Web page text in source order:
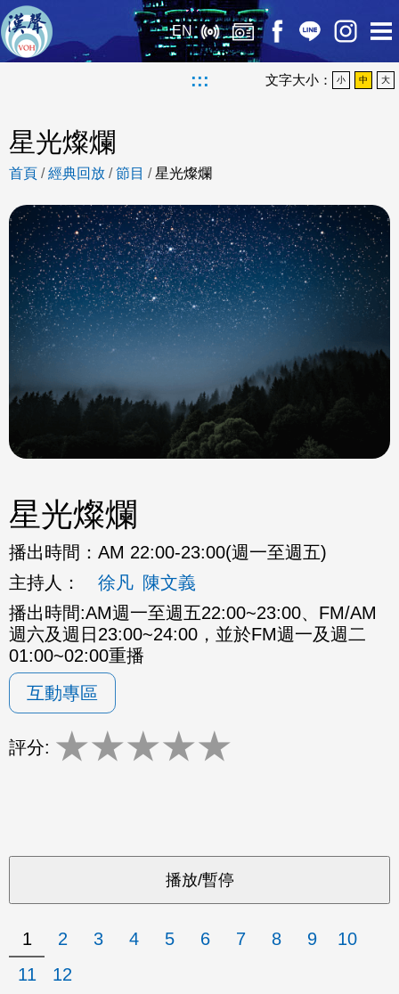
EN
::: 文字大小： 小 中 大
星光燦爛
首頁 /經典回放 /節目 /星光燦爛
星光燦爛
播出時間： AM 22:00-23:00(週一至週五)
主持人：
徐凡 陳文義
播出時間:AM週一至週五22:00~23:00、FM/AM
週六及週日23:00~24:00，並於FM週一及週二
01:00~02:00重播
互動專區
評分: ★★★★★
1 2 3 4 5 6 7 8 9
10
11
12